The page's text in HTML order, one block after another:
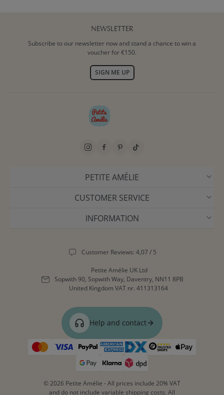
NEWSLETTER
Subscribe to our newsletter now and stand a chance to win a
voucher for €150.
SIGN ME UP
PETITE AMÉLIE
CUSTOMER SERVICE
INFORMATION
Customer Reviews: 4,07 / 5
Petite Amélie UK Ltd
Sopwith 90, Sopwith Way, Daventry, NN11 8PB
United Kingdom VAT nr. 411313164
Help and contact
© 2026 Petite Amélie - All prices include 20% VAT
and do not include variable shipping costs. All